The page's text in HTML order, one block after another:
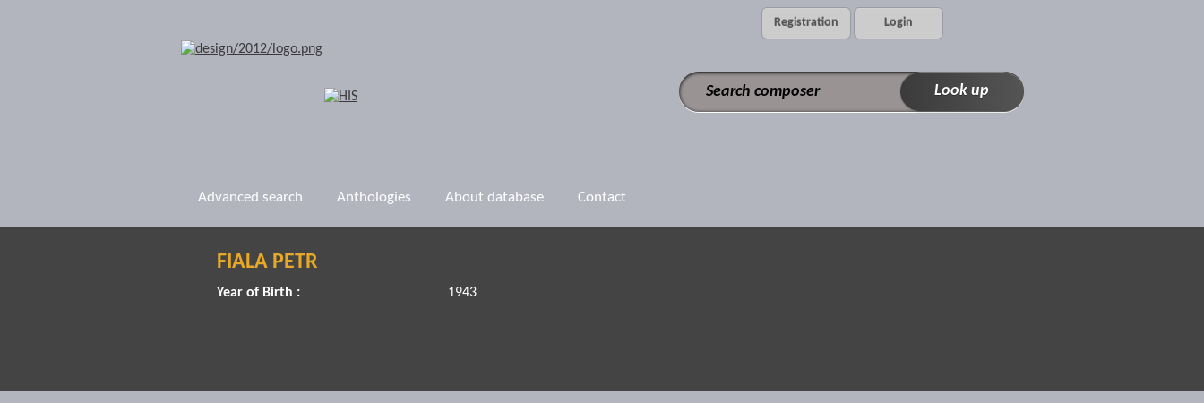
Registration Login
Advanced search Anthologies About database Contact
FIALA PETR
Year of Birth : 1943